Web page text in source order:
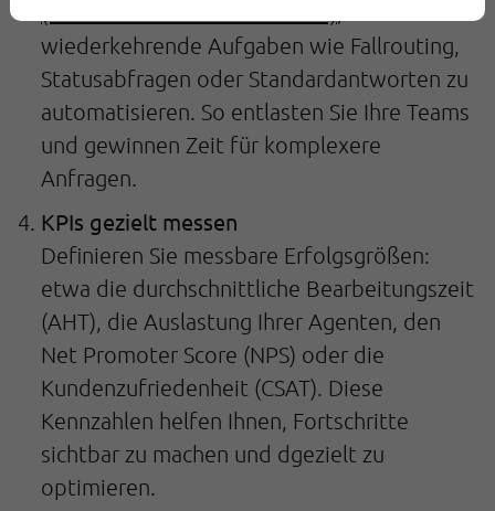
wiederkehrende Aufgaben wie Fallrouting,
Statusabfragen oder Standardantworten zu
automatisieren. So entlasten Sie Ihre Teams
und gewinnen Zeit für komplexere
Anfragen.
KPIs gezielt messen
Definieren Sie messbare Erfolgsgrößen:
etwa die durchschnittliche Bearbeitungszeit
(AHT), die Auslastung Ihrer Agenten, den
Net Promoter Score (NPS) oder die
Kundenzufriedenheit (CSAT). Diese
Kennzahlen helfen Ihnen, Fortschritte
sichtbar zu machen und dgezielt zu
optimieren.